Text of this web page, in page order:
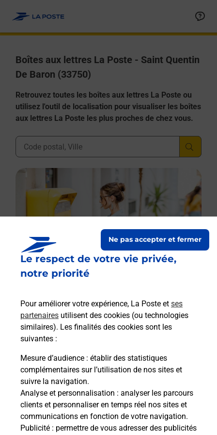
Le respect de votre vie privée,
notre priorité
Pour améliorer votre expérience, La Poste et ses
partenaires utilisent des cookies (ou technologies
similaires). Les finalités des cookies sont les
suivantes :
Mesure d’audience : établir des statistiques
complémentaires sur l’utilisation de nos sites et
suivre la navigation.
Analyse et personnalisation : analyser les parcours
clients et personnaliser en temps réel nos sites et
communications en fonction de votre navigation.
Publicité : permettre de vous adresser des publicités
Ne pas accepter et fermer
Boîtes aux lettres La Poste - Saint Quentin
De Baron (33750)
Retrouvez toutes les boîtes aux lettres La Poste ou
utilisez l'outil de localisation pour visualiser les boîtes
aux lettres La Poste les plus proches de chez vous.
Ville, Département, Code Postal
Boîte aux Lettres La Poste
Prochaine collecte du courriervendredi
12h00
50 Rue Leo Drouyn
33750
Saint Quentin De Baron
Itinéraire
Le lien s'ouvre dans un nouvel onglet